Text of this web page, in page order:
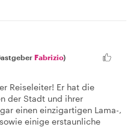
Fabrizio)
Reiseleiter! Er hat die
der Stadt und ihrer
einen einzigartigen Lama-,
einige erstaunliche